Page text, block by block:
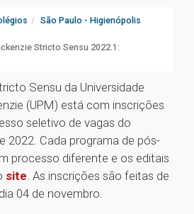
São Paulo - Higienópolis
Stricto Sensu 2022.1:
Sensu da Universidade
(UPM) está com inscrições
seletivo de vagas do
2022. Cada programa de pós-
processo diferente e os editais
site. As inscrições são feitas de
04 de novembro.